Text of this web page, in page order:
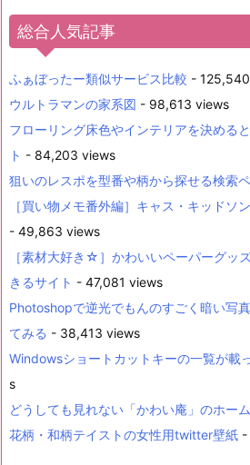
総合人気記事
ふぁぼったー類似サービス比較 -
ウルトラマンの家系図 - 98,613 views
フローリング床色やインテリアを決める
ト - 84,203 views
狙いのレスポを型番や柄から探せる検索
［買い物メモ番外編］キャス・キッドソ
- 49,863 views
［素材大好き☆］かわいいペーパーグッ
きるサイト - 47,081 views
Photoshopで逆光でもんのすごく暗い写
てみる - 38,413 views
Windowsショートカットキーの一覧が載
s
どうしても見れない「かわい庵」のホー
花柄・和柄テイストの女性用twitter壁紙 -